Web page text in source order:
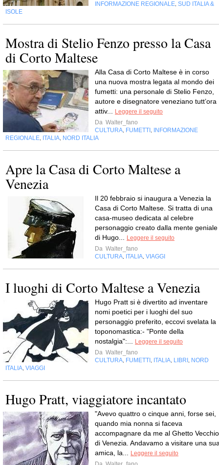
INFORMAZIONE REGIONALE SUD ITALIA &
ISOLE
Mostra di Stelio Fenzo presso la Casa
di Corto Maltese
Alla Casa di Corto Maltese è in corso
una nuova mostra legata al mondo dei
fumetti: una personale di Stelio Fenzo,
autore e disegnatore veneziano tutt’ora
attiv...
Leggere il seguito
Da Walter_fano
CULTURA FUMETTI
INFORMAZIONE
REGIONALE
ITALIA NORD ITALIA
Apre la Casa di Corto Maltese a
Venezia
Il 20 febbraio si inaugura a Venezia la
Casa di Corto Maltese. Si tratta di una
casa-museo dedicata al celebre
personaggio creato dalla mente geniale
di Hugo...
Leggere il seguito
Da Walter_fano
CULTURA
ITALIA VIAGGI
I luoghi di Corto Maltese a Venezia
Hugo Pratt si è divertito ad inventare
nomi poetici per i luoghi del suo
personaggio preferito, eccovi svelata la
toponomastica:- "Ponte della
nostalgia":...
Leggere il seguito
Da Walter_fano
CULTURA FUMETTI ITALIA LIBRI
NORD
ITALIA VIAGGI
Hugo Pratt, viaggiatore incantato
"Avevo quattro o cinque anni, forse sei,
quando mia nonna si faceva
accompagnare da me al Ghetto Vecchio
di Venezia. Andavamo a visitare una
amica, la...
Leggere il seguito